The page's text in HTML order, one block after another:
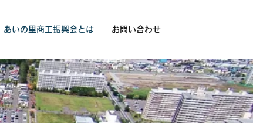
あいの里商工振興会とは お問い合わせ